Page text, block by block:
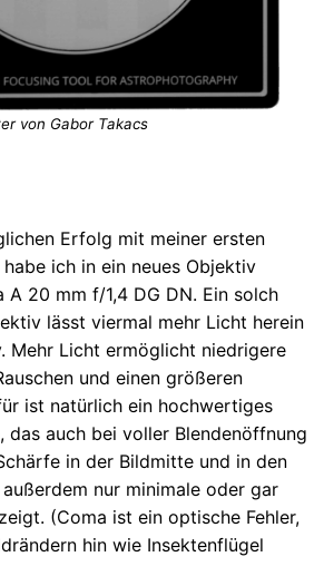
von Gabor Takacs
Erfolg mit meiner ersten
ich in ein neues Objektiv
A 20 mm f/1,4 DG DN. Ein solch
lässt viermal mehr Licht herein
Mehr Licht ermöglicht niedrigere
und einen größeren
ist natürlich ein hochwertiges
auch bei voller Blendenöffnung
in der Bildmitte und in den
nur minimale oder gar
(Coma ist ein optische Fehler,
hin wie Insektenflügel